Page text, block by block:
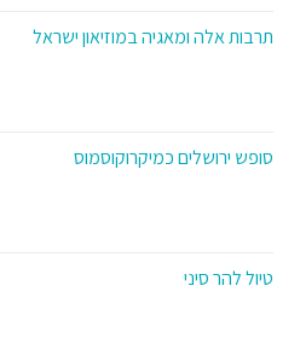
תרבות אלה ומאגיה במוזיאון ישראל
סופש ירושלים כמיקרוקוסמוס
טיול להר סיני